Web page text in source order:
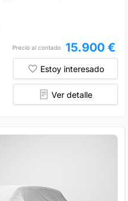
Precio al contado 15.900 €
Estoy interesado
Ver detalle